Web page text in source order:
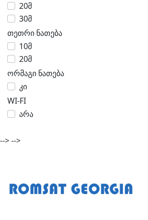
20მ
30მ
თეთრი ნათება
10მ
20მ
ორმაგი ნათება
კი
WI-FI
არა
-->-->